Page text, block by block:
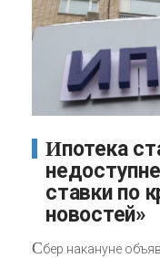
Ипотека становится
ставки по
новостей»
Сбер накануне